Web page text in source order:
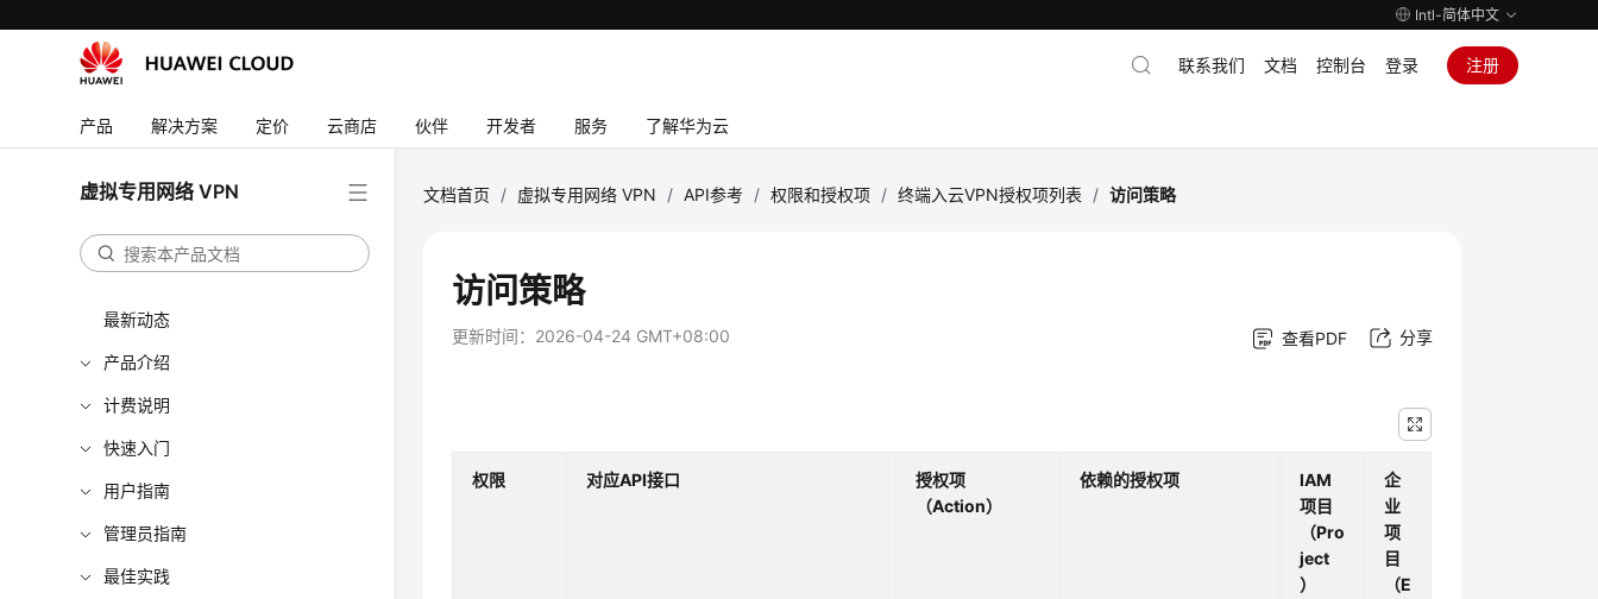
Intl-简体中文
产品 解决方案 定价 云商店 伙伴 开发者 服务 了解华为云
联系我们 文档 控制台 登录 注册
虚拟专用网络 VPN
最新动态
产品介绍
计费说明
快速入门
用户指南
管理员指南
最佳实践
文档首页 / 虚拟专用网络 VPN / API参考 / 权限和授权项 / 终端入云VPN授权项列表 / 访问策略
访问策略
更新时间： 2026-04-24 GMT+08:00 查看PDF 分享
权限 对应API接口
授权项
（Action）
依赖的授权项
IAM
项目
（Pro
ject
）
企
业
项
目
（E